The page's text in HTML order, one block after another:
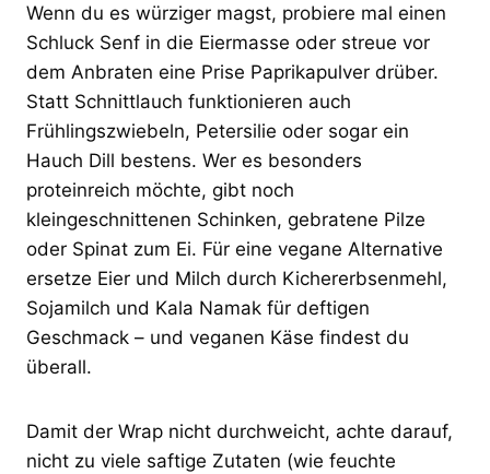
Wenn du es würziger magst, probiere mal einen
Schluck Senf in die Eiermasse oder streue vor
dem Anbraten eine Prise Paprikapulver drüber.
Statt Schnittlauch funktionieren auch
Frühlingszwiebeln, Petersilie oder sogar ein
Hauch Dill bestens. Wer es besonders
proteinreich möchte, gibt noch
kleingeschnittenen Schinken, gebratene Pilze
oder Spinat zum Ei. Für eine vegane Alternative
ersetze Eier und Milch durch Kichererbsenmehl,
Sojamilch und Kala Namak für deftigen
Geschmack – und veganen Käse findest du
überall.
Damit der Wrap nicht durchweicht, achte darauf,
nicht zu viele saftige Zutaten (wie feuchte